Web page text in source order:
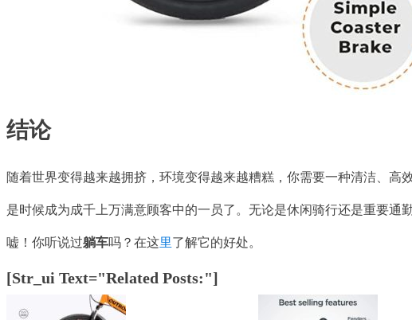
结论
随着世界变得越来越拥挤，环境变得越来越糟糕，你需要一种清洁、高
是时候成为成千上万满意顾客中的一员了。无论是休闲骑行还是重要通
嘘！你听说过躺车吗？在这里了解它的好处。
[str_ui Text="Related Posts:"]